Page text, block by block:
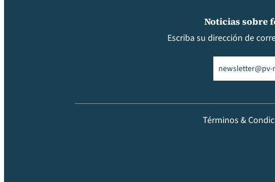
Noticias sobre
Escriba su dirección de
Términos &